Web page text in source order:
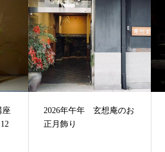
座
2026年午年 玄想庵のお
正月飾り